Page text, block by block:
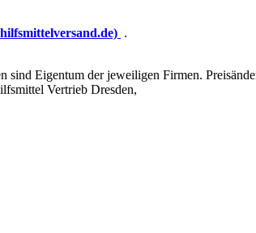
.
sind Eigentum der jeweiligen Firmen.
Vertrieb Dresden,